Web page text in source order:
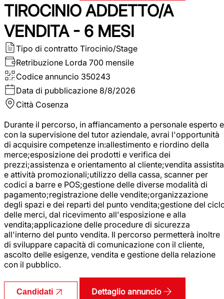
TIROCINIO ADDETTO/A
VENDITA - 6 MESI
Tipo di contratto Tirocinio/Stage
Retribuzione Lorda 700 mensile
Codice annuncio 350243
Data di pubblicazione 8/8/2026
Città Cosenza
Durante il percorso, in affiancamento a personale esperto e
con la supervisione del tutor aziendale, avrai l'opportunità
di acquisire competenze in:allestimento e riordino della
merce;esposizione dei prodotti e verifica dei
prezzi;assistenza e orientamento al cliente;vendita assistita
e attività promozionali;utilizzo della cassa, scanner per
codici a barre e POS;gestione delle diverse modalità di
pagamento;registrazione delle vendite;organizzazione
degli spazi e dei reparti del punto vendita;gestione del
delle merci, dal ricevimento all'esposizione e alla
vendita;applicazione delle procedure di sicurezza
all'interno del punto vendita. Il percorso permetterà inoltre
di sviluppare capacità di comunicazione con il cliente,
ascolto delle esigenze, vendita e gestione della relazione
con il pubblico.
Candidati Dettaglio annuncio